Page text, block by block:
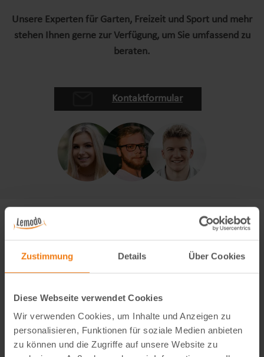
Zustimmung Details Über Cookies
Diese Webseite verwendet Cookies
Wir verwenden Cookies, um Inhalte und Anzeigen zu
personalisieren, Funktionen für soziale Medien anbieten
zu können und die Zugriffe auf unsere Website zu
Unsere Experten für Garten, Freizeit und Sport und mehr
stehen Ihnen gerne zur Verfügung, um Sie umfassend zu
beraten.
Kontaktformular